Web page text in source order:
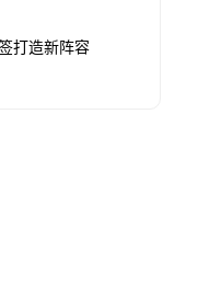
打造新阵容